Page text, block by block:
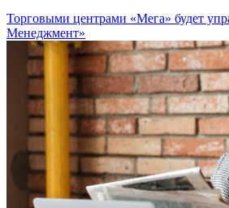
Торговыми центрами «Мега» будет
Менеджмент»